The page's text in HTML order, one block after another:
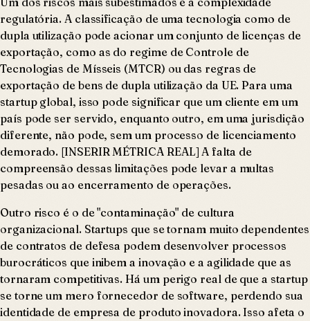
regulatória. A classificação de uma tecnologia como de
dupla utilização pode acionar um conjunto de licenças de
exportação, como as do regime de Controle de
Tecnologias de Mísseis (MTCR) ou das regras de
exportação de bens de dupla utilização da UE. Para uma
startup global, isso pode significar que um cliente em um
país pode ser servido, enquanto outro, em uma jurisdição
diferente, não pode, sem um processo de licenciamento
demorado. [INSERIR MÉTRICA REAL] A falta de
compreensão dessas limitações pode levar a multas
pesadas ou ao encerramento de operações.
Outro risco é o de "contaminação" de cultura
organizacional. Startups que se tornam muito dependentes
de contratos de defesa podem desenvolver processos
burocráticos que inibem a inovação e a agilidade que as
tornaram competitivas. Há um perigo real de que a startup
se torne um mero fornecedor de software, perdendo sua
identidade de empresa de produto inovadora. Isso afeta o